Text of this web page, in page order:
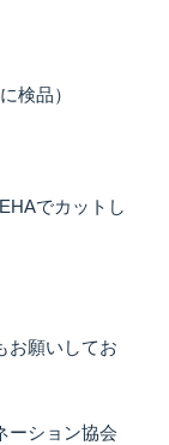
検品）
でカットし
お願いしてお
ーション協会